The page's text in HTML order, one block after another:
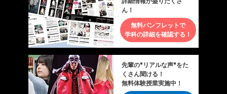
ん！
無料パンフレットで
学科の詳細を確認する！
先輩の"リアルな声"をた
くさん聞ける！
無料体験授業実施中！